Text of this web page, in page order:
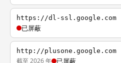
https://dl-ssl.google.com
已屏蔽
http://plusone.google.com
截至 2026 年 已屏蔽